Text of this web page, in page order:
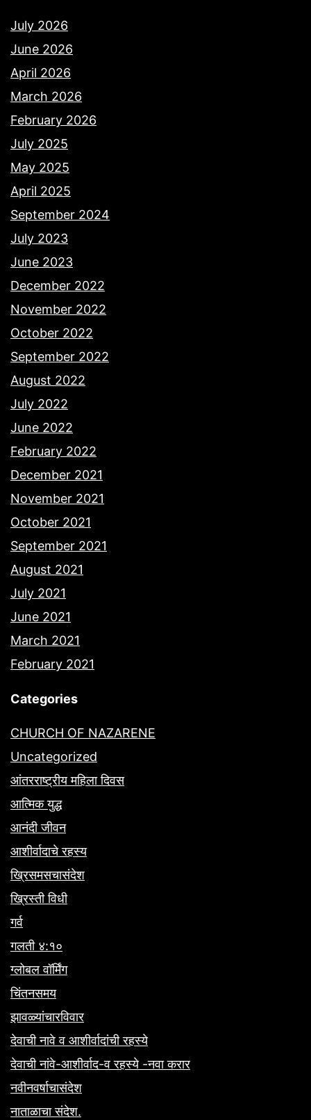
July 2026
June 2026
April 2026
March 2026
February 2026
July 2025
May 2025
April 2025
September 2024
July 2023
June 2023
December 2022
November 2022
October 2022
September 2022
August 2022
July 2022
June 2022
February 2022
December 2021
November 2021
October 2021
September 2021
August 2021
July 2021
June 2021
March 2021
February 2021
Categories
CHURCH OF NAZARENE
Uncategorized
आंतरराष्ट्रीय महिला दिवस
आत्मिक युद्ध
आनंदी जीवन
आशीर्वादाचे रहस्य
ख्रिसमसचासंदेश
ख्रिस्ती विधी
गर्व
गलती ४:१०
ग्लोबल वॉर्मिंग
चिंतनसमय
झावळ्यांचारविवार
देवाची नावे व आशीर्वादांची रहस्ये
देवाची नांवे-आशीर्वाद-व रहस्ये -नवा करार
नवीनवर्षाचासंदेश
नाताळाचा संदेश.